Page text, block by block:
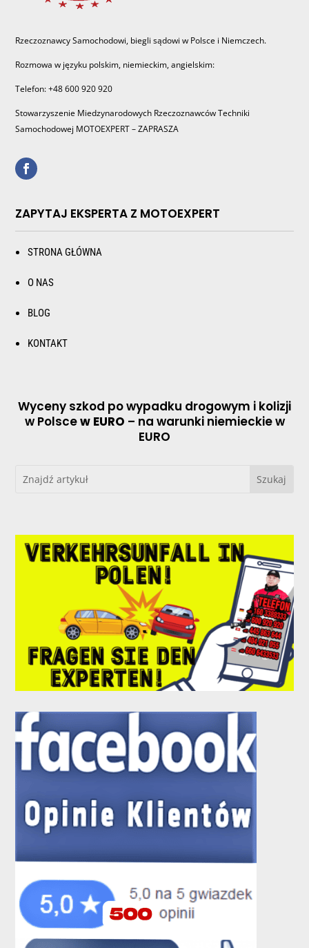
Rzeczoznawcy Samochodowi, biegli sądowi w Polsce i Niemczech.
Rozmowa w języku polskim, niemieckim, angielskim:
Telefon: +48 600 920 920
Stowarzyszenie Miedzynarodowych Rzeczoznawców Techniki
Samochodowej MOTOEXPERT – ZAPRASZA
ZAPYTAJ EKSPERTA Z MOTOEXPERT
STRONA GŁÓWNA
O NAS
BLOG
KONTAKT
Wyceny szkod po wypadku drogowym i kolizji
w Polscew EURO – na warunki niemieckie w
EURO